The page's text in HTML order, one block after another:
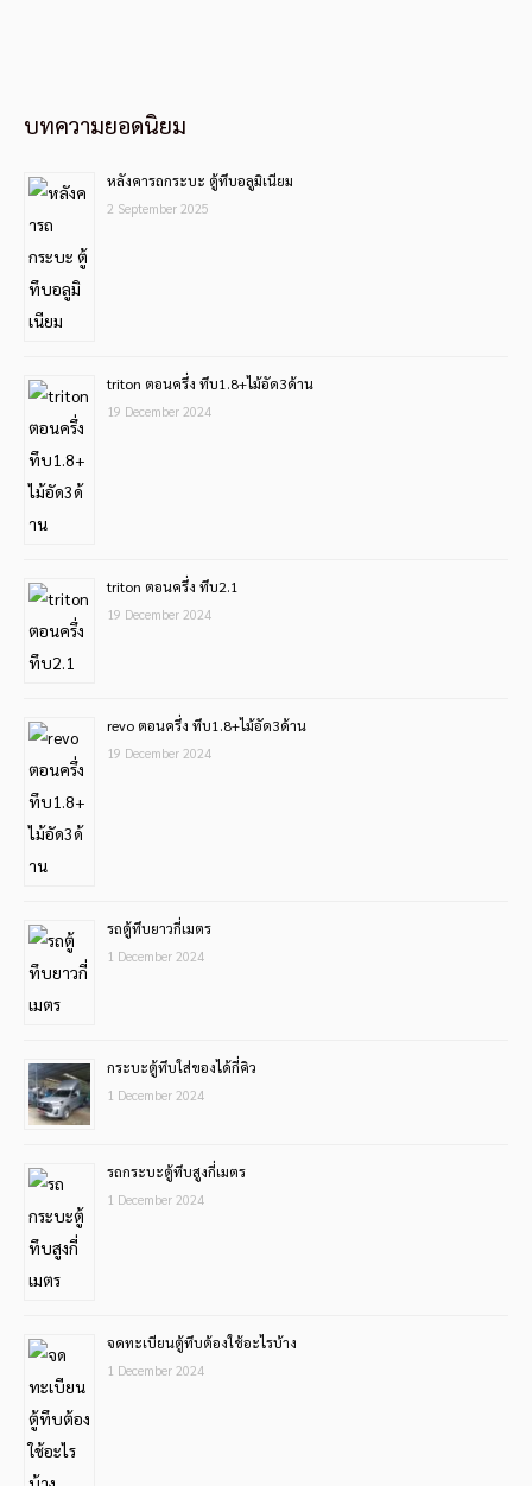
บทความยอดนิยม
หลังคารถกระบะ ตู้ทึบอลูมิเนียม
2 September 2025
triton ตอนครึ่ง ทึบ1.8+ไม้อัด3ด้าน
19 December 2024
triton ตอนครึ่ง ทึบ2.1
19 December 2024
revo ตอนครึ่ง ทึบ1.8+ไม้อัด3ด้าน
19 December 2024
รถตู้ทึบยาวกี่เมตร
1 December 2024
กระบะตู้ทึบใส่ของได้กี่คิว
1 December 2024
รถกระบะตู้ทึบสูงกี่เมตร
1 December 2024
จดทะเบียนตู้ทึบต้องใช้อะไรบ้าง
1 December 2024